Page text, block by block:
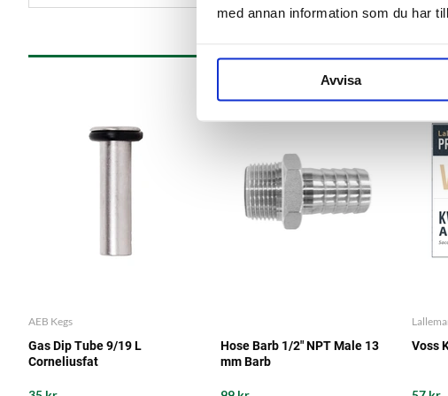
med annan information som du har
Avvisa
AEB Kegs
Gas Dip Tube 9/19 L
Corneliusfat
Hose Barb 1/2" NPT Male 13
mm Barb
Voss